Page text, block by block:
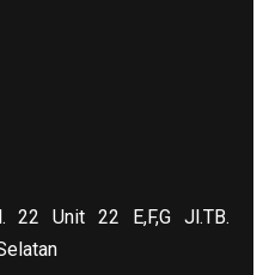
22 Unit 22 E,F,G Jl.TB.